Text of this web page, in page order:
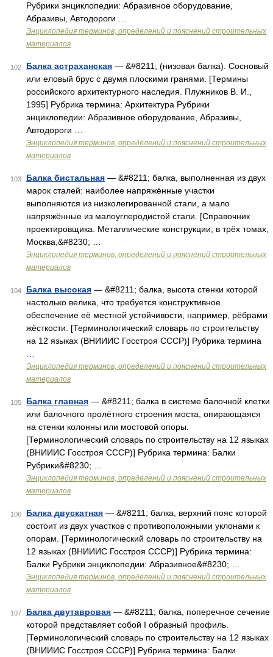
Рубрики энциклопедии: Абразивное оборудование,
Абразивы, Автодороги …
Энциклопедия терминов, определений и пояснений строительных
материалов
102 Балка астраханская — &#8211; (низовая балка). Сосновый
или еловый брус с двумя плоскими гранями. [Термины
российского архитектурного наследия. Плужников В. И.,
1995] Рубрика термина: Архитектура Рубрики
энциклопедии: Абразивное оборудование, Абразивы,
Автодороги …
Энциклопедия терминов, определений и пояснений строительных
материалов
103 Балка бистальная — &#8211; балка, выполненная из двух
марок сталей: наиболее напряжённые участки
выполняются из низколегированной стали, а мало
напряжённые из малоуглеродистой стали. [Справочник
проектировщика. Металлические конструкции, в трёх томах,
Москва,&#8230; …
Энциклопедия терминов, определений и пояснений строительных
материалов
104 Балка высокая — &#8211; балка, высота стенки которой
настолько велика, что требуется конструктивное
обеспечение её местной устойчивости, например, рёбрами
жёсткости. [Терминологический словарь по строительству
на 12 языках (ВНИИИС Госстроя СССР)] Рубрика термина
Энциклопедия терминов, определений и пояснений строительных
материалов
105 Балка главная — &#8211; балка в системе балочной клетки
или балочного пролётного строения моста, опирающаяся
на стенки колонны или мостовой опоры.
[Терминологический словарь по строительству на 12 языках
(ВНИИИС Госстроя СССР)] Рубрика термина: Балки
Рубрики&#8230; …
Энциклопедия терминов, определений и пояснений строительных
материалов
106 Балка двускатная — &#8211; балка, верхний пояс которой
состоит из двух участков с противоположными уклонами к
опорам. [Терминологический словарь по строительству на
12 языках (ВНИИИС Госстроя СССР)] Рубрика термина:
Балки Рубрики энциклопедии: Абразивное&#8230; …
Энциклопедия терминов, определений и пояснений строительных
материалов
107 Балка двутавровая — &#8211; балка, поперечное сечение
которой представляет собой I образный профиль.
[Терминологический словарь по строительству на 12 языках
(ВНИИИС Госстроя СССР)] Рубрика термина: Балки